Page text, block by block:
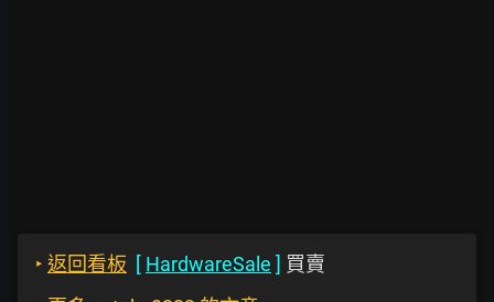
‣ 返回看板 [ HardwareSale ] 買賣